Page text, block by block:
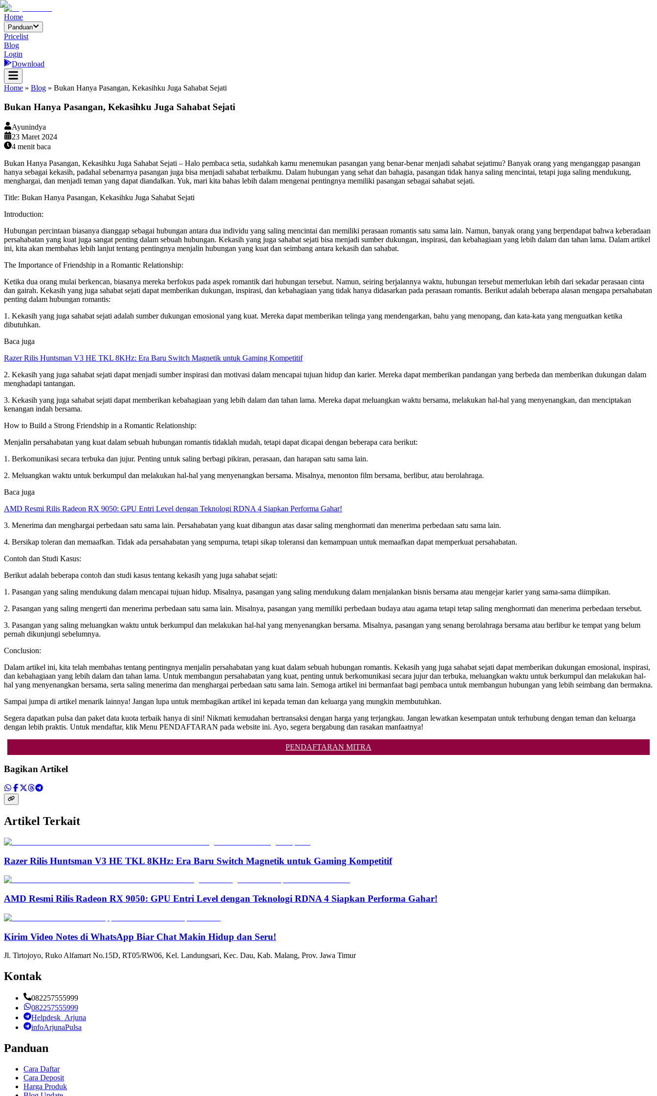
Home
Panduan
Pricelist
Blog
Login
Download
Home » Blog » Bukan Hanya Pasangan, Kekasihku Juga Sahabat Sejati
Bukan Hanya Pasangan, Kekasihku Juga Sahabat Sejati
Ayunindya
23 Maret 2024
4 menit baca
Bukan Hanya Pasangan, Kekasihku Juga Sahabat Sejati – Halo pembaca setia, sudahkah kamu menemukan pasangan yang benar-benar menjadi sahabat sejatimu? Banyak orang yang menganggap pasangan
hanya sebagai kekasih, padahal sebenarnya pasangan juga bisa menjadi sahabat terbaikmu. Dalam hubungan yang sehat dan bahagia, pasangan tidak hanya saling mencintai, tetapi juga saling mendukung,
menghargai, dan menjadi teman yang dapat diandalkan. Yuk, mari kita bahas lebih dalam mengenai pentingnya memiliki pasangan sebagai sahabat sejati.
Title: Bukan Hanya Pasangan, Kekasihku Juga Sahabat Sejati
Introduction:
Hubungan percintaan biasanya dianggap sebagai hubungan antara dua individu yang saling mencintai dan memiliki perasaan romantis satu sama lain. Namun, banyak orang yang berpendapat bahwa keberadaan
persahabatan yang kuat juga sangat penting dalam sebuah hubungan. Kekasih yang juga sahabat sejati bisa menjadi sumber dukungan, inspirasi, dan kebahagiaan yang lebih dalam dan tahan lama. Dalam artikel
ini, kita akan membahas lebih lanjut tentang pentingnya menjalin hubungan yang kuat dan seimbang antara kekasih dan sahabat.
The Importance of Friendship in a Romantic Relationship:
Ketika dua orang mulai berkencan, biasanya mereka berfokus pada aspek romantik dari hubungan tersebut. Namun, seiring berjalannya waktu, hubungan tersebut memerlukan lebih dari sekadar perasaan cinta
dan gairah. Kekasih yang juga sahabat sejati dapat memberikan dukungan, inspirasi, dan kebahagiaan yang tidak hanya didasarkan pada perasaan romantis. Berikut adalah beberapa alasan mengapa persahabatan
penting dalam hubungan romantis:
1. Kekasih yang juga sahabat sejati adalah sumber dukungan emosional yang kuat. Mereka dapat memberikan telinga yang mendengarkan, bahu yang menopang, dan kata-kata yang menguatkan ketika
dibutuhkan.
Baca juga
Razer Rilis Huntsman V3 HE TKL 8KHz: Era Baru Switch Magnetik untuk Gaming Kompetitif
2. Kekasih yang juga sahabat sejati dapat menjadi sumber inspirasi dan motivasi dalam mencapai tujuan hidup dan karier. Mereka dapat memberikan pandangan yang berbeda dan memberikan dukungan dalam
menghadapi tantangan.
3. Kekasih yang juga sahabat sejati dapat memberikan kebahagiaan yang lebih dalam dan tahan lama. Mereka dapat meluangkan waktu bersama, melakukan hal-hal yang menyenangkan, dan menciptakan
kenangan indah bersama.
How to Build a Strong Friendship in a Romantic Relationship:
Menjalin persahabatan yang kuat dalam sebuah hubungan romantis tidaklah mudah, tetapi dapat dicapai dengan beberapa cara berikut:
1. Berkomunikasi secara terbuka dan jujur. Penting untuk saling berbagi pikiran, perasaan, dan harapan satu sama lain.
2. Meluangkan waktu untuk berkumpul dan melakukan hal-hal yang menyenangkan bersama. Misalnya, menonton film bersama, berlibur, atau berolahraga.
Baca juga
AMD Resmi Rilis Radeon RX 9050: GPU Entri Level dengan Teknologi RDNA 4 Siapkan Performa Gahar!
3. Menerima dan menghargai perbedaan satu sama lain. Persahabatan yang kuat dibangun atas dasar saling menghormati dan menerima perbedaan satu sama lain.
4. Bersikap toleran dan memaafkan. Tidak ada persahabatan yang sempurna, tetapi sikap toleransi dan kemampuan untuk memaafkan dapat memperkuat persahabatan.
Contoh dan Studi Kasus:
Berikut adalah beberapa contoh dan studi kasus tentang kekasih yang juga sahabat sejati:
1. Pasangan yang saling mendukung dalam mencapai tujuan hidup. Misalnya, pasangan yang saling mendukung dalam menjalankan bisnis bersama atau mengejar karier yang sama-sama diimpikan.
2. Pasangan yang saling mengerti dan menerima perbedaan satu sama lain. Misalnya, pasangan yang memiliki perbedaan budaya atau agama tetapi tetap saling menghormati dan menerima perbedaan tersebut.
3. Pasangan yang saling meluangkan waktu untuk berkumpul dan melakukan hal-hal yang menyenangkan bersama. Misalnya, pasangan yang senang berolahraga bersama atau berlibur ke tempat yang belum
pernah dikunjungi sebelumnya.
Conclusion:
Dalam artikel ini, kita telah membahas tentang pentingnya menjalin persahabatan yang kuat dalam sebuah hubungan romantis. Kekasih yang juga sahabat sejati dapat memberikan dukungan emosional, inspirasi,
dan kebahagiaan yang lebih dalam dan tahan lama. Untuk membangun persahabatan yang kuat, penting untuk berkomunikasi secara jujur dan terbuka, meluangkan waktu untuk berkumpul dan melakukan hal-
hal yang menyenangkan bersama, serta saling menerima dan menghargai perbedaan satu sama lain. Semoga artikel ini bermanfaat bagi pembaca untuk membangun hubungan yang lebih seimbang dan bermakna.
Sampai jumpa di artikel menarik lainnya! Jangan lupa untuk membagikan artikel ini kepada teman dan keluarga yang mungkin membutuhkan.
Segera dapatkan pulsa dan paket data kuota terbaik hanya di sini! Nikmati kemudahan bertransaksi dengan harga yang terjangkau. Jangan lewatkan kesempatan untuk terhubung dengan teman dan keluarga
dengan lebih praktis. Untuk mendaftar, klik Menu PENDAFTARAN pada website ini. Ayo, segera bergabung dan rasakan manfaatnya!
PENDAFTARAN MITRA
Bagikan Artikel
Artikel Terkait
Razer Rilis Huntsman V3 HE TKL 8KHz: Era Baru Switch Magnetik untuk Gaming Kompetitif
AMD Resmi Rilis Radeon RX 9050: GPU Entri Level dengan Teknologi RDNA 4 Siapkan Performa Gahar!
Kirim Video Notes di WhatsApp Biar Chat Makin Hidup dan Seru!
Jl. Tirtojoyo, Ruko Alfamart No.15D, RT05/RW06, Kel. Landungsari, Kec. Dau, Kab. Malang, Prov. Jawa Timur
Kontak
082257555999
082257555999
Helpdesk_Arjuna
infoArjunaPulsa
Panduan
Cara Daftar
Cara Deposit
Harga Produk